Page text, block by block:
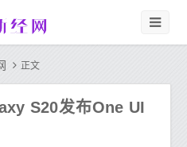
正文
S20发布One UI